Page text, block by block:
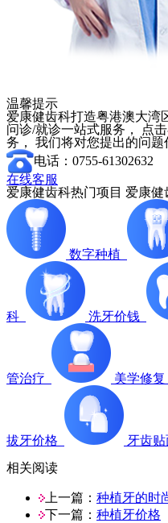
温馨提示
爱康健齿科打造粤港澳大湾
问诊/就诊一站式服务， 点
务， 我们将对您提出的问
电话：0755-61302632
在线客服
爱康健齿科热门项目 爱康健
数字种植
科 洗牙价钱
管治疗 美学修复
拔牙价格
牙齿
相关阅读
上一篇： 种植牙的时
下一篇： 种植牙价格